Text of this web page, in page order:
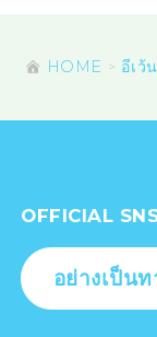
HOME อีเว้
OFFICIAL
อย่างเป็น